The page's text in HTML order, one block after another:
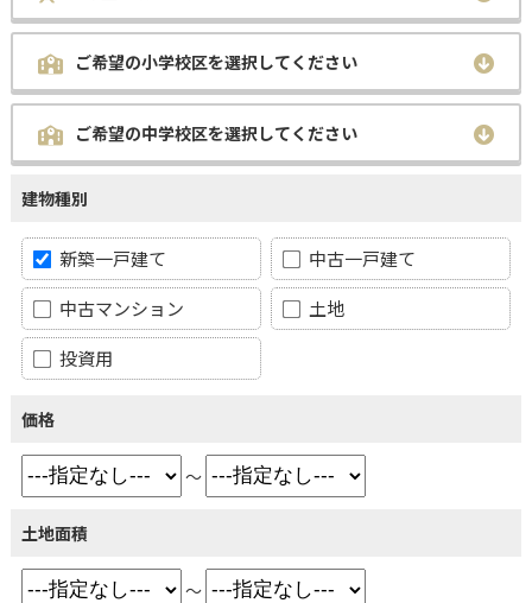
ご希望の小学校区を選択してください
ご希望の中学校区を選択してください
建物種別
新築一戸建て
中古一戸建て
中古マンション
土地
投資用
価格
～
土地面積
～